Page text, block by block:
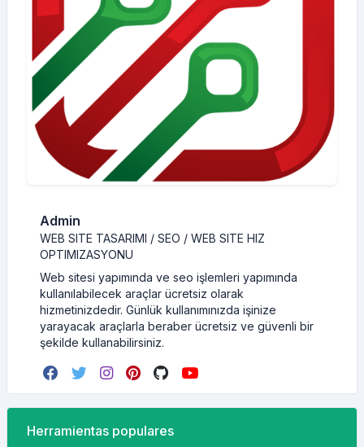
Admin
WEB SITE TASARIMI / SEO / WEB SITE HIZ
OPTIMIZASYONU
Web sitesi yapımında ve seo işlemleri yapımında
kullanılabilecek araçlar ücretsiz olarak
hizmetinizdedir. Günlük kullanımınızda işinize
yarayacak araçlarla beraber ücretsiz ve güvenli bir
şekilde kullanabilirsiniz.
Herramientas populares